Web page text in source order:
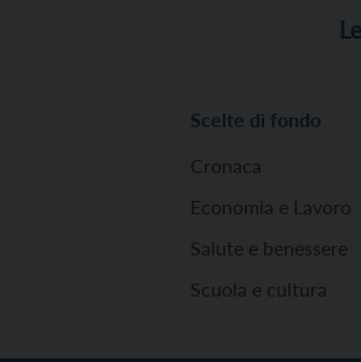
Scelte di fondo
Cronaca
Economia e Lavoro
Salute e benessere
Scuola e cultura